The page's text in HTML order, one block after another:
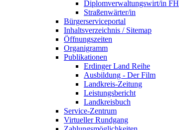
Diplomverwaltungswirt/in FH
Straßenwärter/in
Bürgerserviceportal
Inhaltsverzeichnis / Sitemap
Öffnungszeiten
Organigramm
Publikationen
Erdinger Land Reihe
Ausbildung - Der Film
Landkreis-Zeitung
Leistungsbericht
Landkreisbuch
Service-Zentrum
Virtueller Rundgang